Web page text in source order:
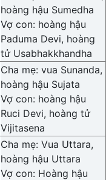
hoàng hậu Sumedha
Vợ con: hoàng hậu
Paduma Devi, hoàng
tử Usabhakkhandha
Cha mẹ: vua Sunanda,
hoàng hậu Sujata
Vợ con: hoàng hậu
Ruci Devi, hoàng tử
Vijitasena
Cha mẹ: Vua Uttara,
hoàng hậu Uttara
Vợ con: Hoàng hậu